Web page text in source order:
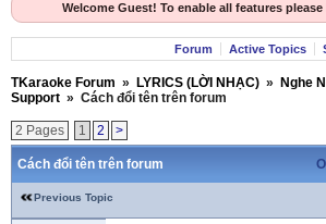
Welcome Guest! To enable all features please
Forum Active Topics
TKaraoke Forum » LYRICS (LỜI NHẠC) » Nghe
Support » Cách đổi tên trên forum
2 Pages 1 2 >
Cách đổi tên trên forum
Previous Topic